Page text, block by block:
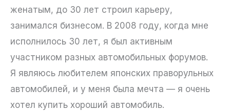
женатым, до 30 лет строил карьеру,
занимался бизнесом. В 2008 году, когда мне
исполнилось 30 лет, я был активным
участником разных автомобильных форумов.
Я являюсь любителем японских праворульных
автомобилей, и у меня была мечта — я очень
хотел купить хороший автомобиль.